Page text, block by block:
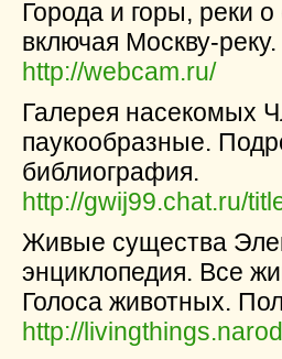
Города и горы, реки
включая Москву-
http://webcam.ru/
Галерея насекомых
паукообразные.
библиография.
http://gwij99.chat.ru/
Живые существа
энциклопедия. Все
Голоса животных.
http://